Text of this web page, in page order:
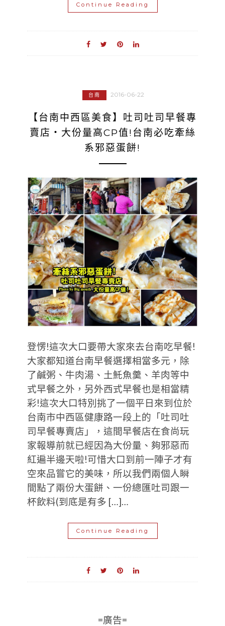
Continue Reading
台南 2016-06-22
【台南中西區美食】吐司吐司早餐專
賣店‧大份量高CP值!台南必吃牽絲
系邪惡蛋餅!
登愣!這次大口要帶大家來去台南吃早餐!
大家都知道台南早餐選擇相當多元，除
了鹹粥、牛肉湯、土魠魚羹、羊肉等中
式早餐之外，另外西式早餐也是相當精
彩!這次大口特別挑了一個平日來到位於
台南市中西區健康路一段上的「吐司吐
司早餐專賣店」，這間早餐店在食尚玩
家報導前就已經因為大份量、夠邪惡而
紅遍半邊天啦!可惜大口到前一陣子才有
空來品嘗它的美味，所以我們兩個人瞬
間點了兩份大蛋餅、一份總匯吐司跟一
杯飲料(到底是有多 […]…
Continue Reading
=廣告=